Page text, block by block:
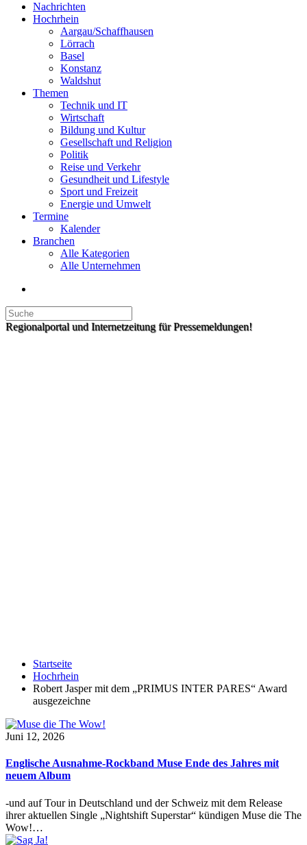
Nachrichten
Hochrhein
Aargau/Schaffhausen
Lörrach
Basel
Konstanz
Waldshut
Themen
Technik und IT
Wirtschaft
Bildung und Kultur
Gesellschaft und Religion
Politik
Reise und Verkehr
Gesundheit und Lifestyle
Sport und Freizeit
Energie und Umwelt
Termine
Kalender
Branchen
Alle Kategorien
Alle Unternehmen
Regionalportal und Internetzeitung für Pressemeldungen!
Startseite
Hochrhein
Robert Jasper mit dem „PRIMUS INTER PARES“ Award
ausgezeichne
Juni 12, 2026
Englische Ausnahme-Rockband Muse Ende des Jahres mit
neuem Album
-und auf Tour in Deutschland und der Schweiz mit dem Release
ihrer aktuellen Single „Nightshift Superstar“ kündigen Muse die The
Wow!…